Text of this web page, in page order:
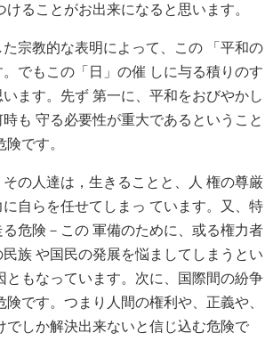
ることがお出来になると思います。
宗教的な表明によって、この 「平和の
でもこの「日」の催 しに与る積りのす
ます。先ず 第一に、平和をおびやかし
も 守る必要性が重大であるということ
です。
の人達は，生きることと、人 権の尊厳
自らを任せてしまっ ています。又、特
危険－この 軍備のために、或る権力者
族 や国民の発展を悩ましてしまうとい
もなっています。次に、国際間の紛争
です。つまり人間の権利や、正義や、
しか解決出来ないと信じ込む危険で